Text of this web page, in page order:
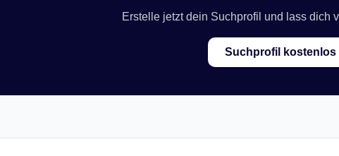
Erstelle jetzt dein Suchprofil und lass dich
Suchprofil kostenlos